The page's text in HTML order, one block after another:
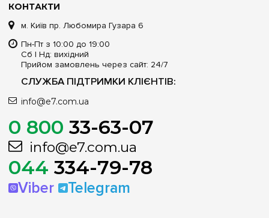
КОНТАКТИ
м. Київ пр. Любомира Гузара 6
Пн-Пт з 10:00 до 19:00
Сб | Нд: вихідний
Прийом замовлень через сайт: 24/7
СЛУЖБА ПІДТРИМКИ КЛІЄНТІВ:
info@e7.com.ua
0 800 33-63-07
info@e7.com.ua
044 334-79-78
Viber Telegram